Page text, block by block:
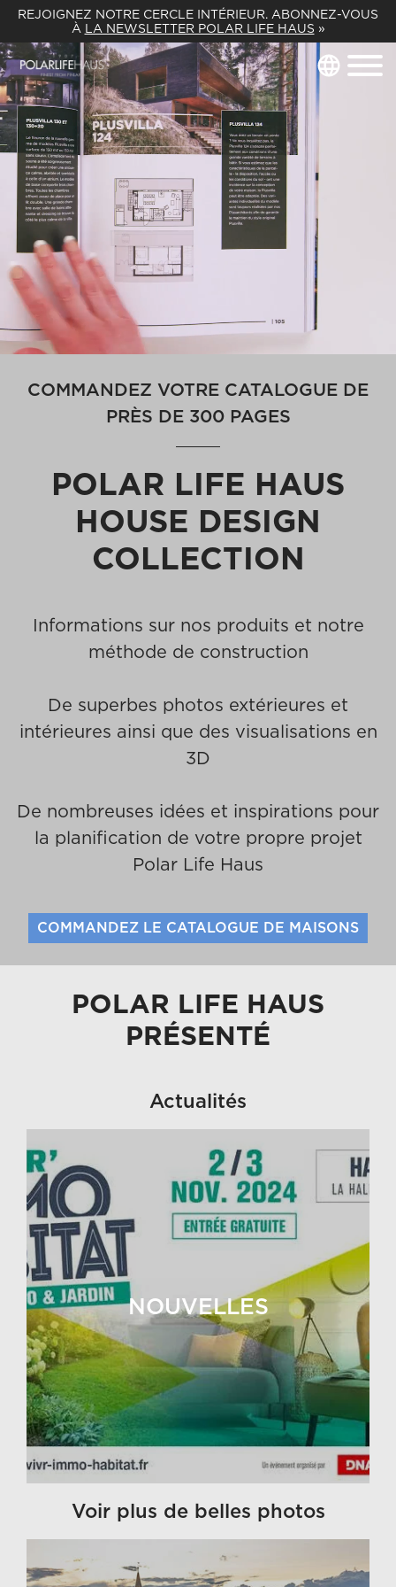
REJOIGNEZ NOTRE CERCLE INTÉRIEUR. ABONNEZ-VOUS
À LA NEWSLETTER POLAR LIFE HAUS »
COMMANDEZ VOTRE CATALOGUE DE
PRÈS DE 300 PAGES
POLAR LIFE HAUS
HOUSE DESIGN
COLLECTION
Informations sur nos produits et notre
méthode de construction
De superbes photos extérieures et
intérieures ainsi que des visualisations en
3D
De nombreuses idées et inspirations pour
la planification de votre propre projet
Polar Life Haus
COMMANDEZ LE CATALOGUE DE MAISONS
POLAR LIFE HAUS
PRÉSENTÉ
Actualités
NOUVELLES
Voir plus de belles photos